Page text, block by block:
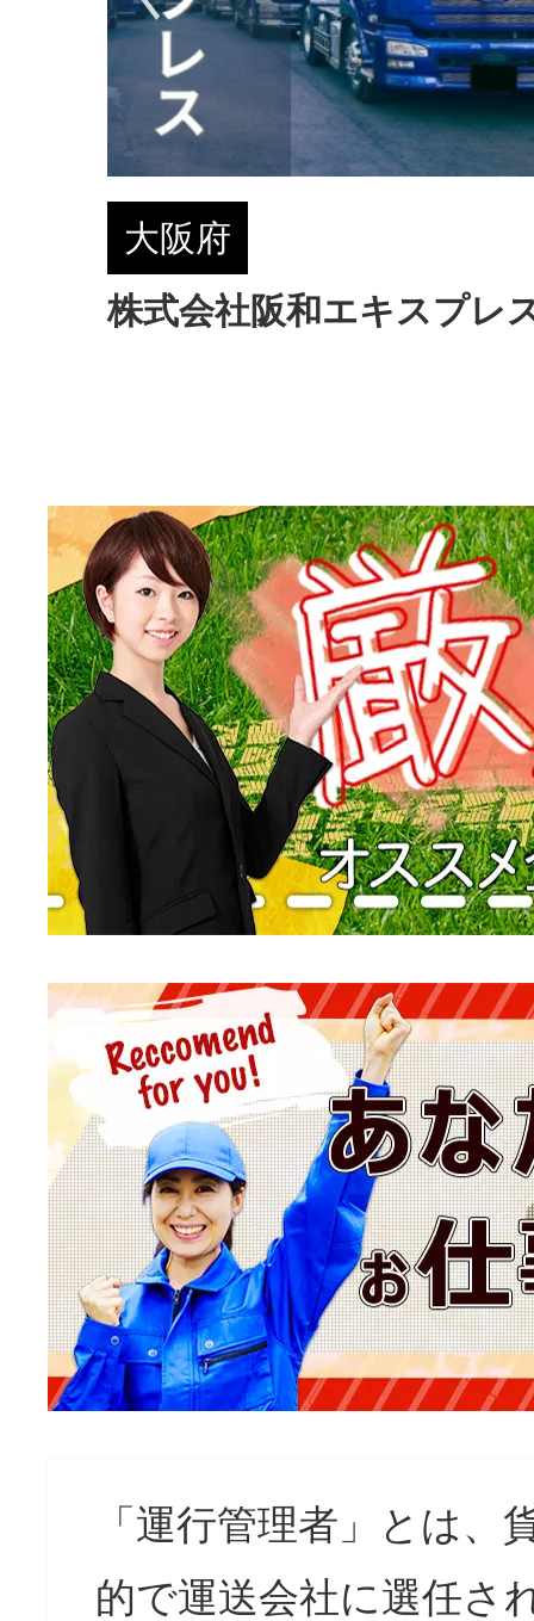
大阪府
株式会社阪和エキスプレ
「運行管理者」とは
的で運送会社に選任さ